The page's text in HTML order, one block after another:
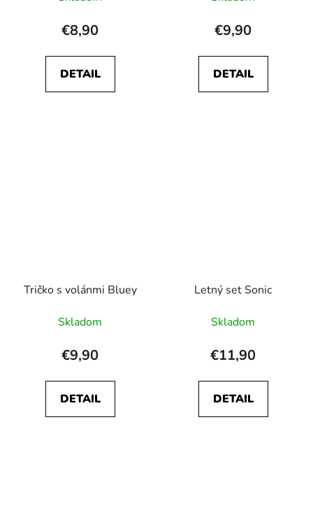
€8,90
DETAIL
€9,90
DETAIL
Tričko s volánmi Bluey
Skladom
€9,90
DETAIL
Letný set Sonic
Skladom
€11,90
DETAIL